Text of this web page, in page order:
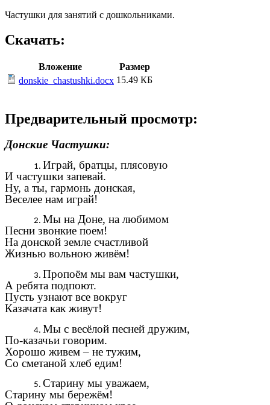
Частушки для занятий с дошкольниками.
Скачать:
Вложение
Размер
donskie_chastushki.docx 15.49 КБ
Предварительный просмотр:
Донские Частушки:
Играй, братцы, плясовую
И частушки запевай.
Ну, а ты, гармонь донская,
Веселее нам играй!
Мы на Доне, на любимом
Песни звонкие поем!
На донской земле счастливой
Жизнью вольною живём!
Пропоём мы вам частушки,
А ребята подпоют.
Пусть узнают все вокруг
Казачата как живут!
Мы с весёлой песней дружим,
По-казачьи говорим.
Хорошо живем – не тужим,
Со сметаной хлеб едим!
Старину мы уважаем,
Старину мы бережём!